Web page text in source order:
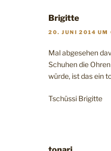
Brigitte
20. JUNI 2014 UM
Mal abgesehen
Schuhen die
würde, ist das ein
Tschüssi Brigitte